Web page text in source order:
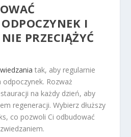
I
PRZECIĄŻYĆ
tak, aby regularnie
odpoczynek. Rozważ
na każdy dzień, aby
regeneracji. Wybierz dłuższy
co pozwoli Ci odbudować